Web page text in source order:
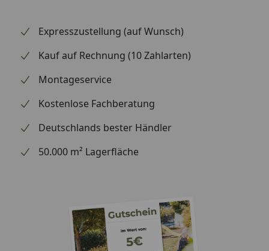
Expresszustellung (auf Wunsch)
Kauf auf Rechnung (10 Zahlarten)
Montageservice
Kostenlose Fachberatung
Deutschlands bester Händler
50.000 m² Lagerfläche